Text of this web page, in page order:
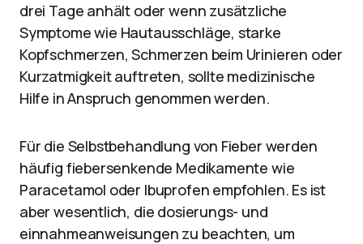
drei Tage anhält oder wenn zusätzliche
Symptome wie Hautausschläge, starke
Kopfschmerzen, Schmerzen beim Urinieren oder
Kurzatmigkeit auftreten, sollte medizinische
Hilfe in Anspruch genommen werden.
Für die Selbstbehandlung von Fieber werden
häufig fiebersenkende Medikamente wie
Paracetamol oder Ibuprofen empfohlen. Es ist
aber wesentlich, die dosierungs- und
einnahmeanweisungen zu beachten, um